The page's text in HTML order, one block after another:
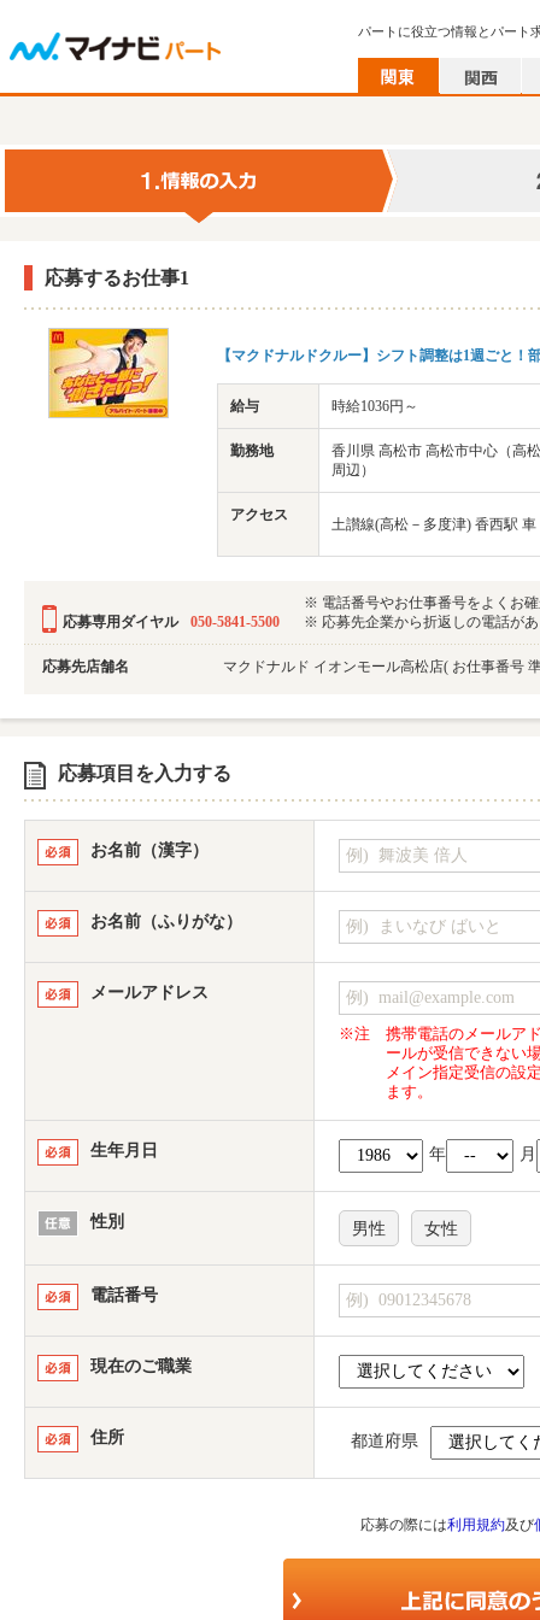
パートに役立つ情報とパート
応募するお仕事1
【マクドナルドクルー】シフト調整は1週ごと
給与 時給1036円～
勤務地
香川県 高松市 高松市中心（高
周辺）
アクセス
土讃線(高松－多度津) 香西駅 車
応募専用ダイヤル 050-5841-5500
※ 電話番号やお仕事番号をよくお
※ 応募先企業から折返しの電話が
応募先店舗名 マクドナルド イオンモール高松店( お仕事番号
応募項目を入力する
お名前（漢字）
お名前（ふりがな）
メールアドレス
※注
携帯電話のメールア
ールが受信できない
メイン指定受信の設
ます。
生年月日 年 月
性別 男性 女性
電話番号
現在のご職業
住所 都道府県
応募の際には利用規約及び